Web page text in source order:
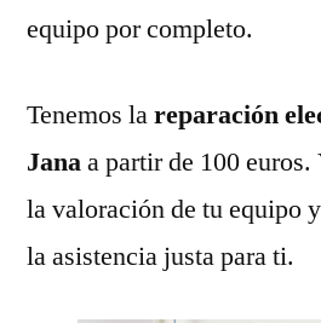
equipo por completo.
Tenemos lareparación
Janaa partir de 100
la valoración de tu equipo
la asistencia justa para ti.